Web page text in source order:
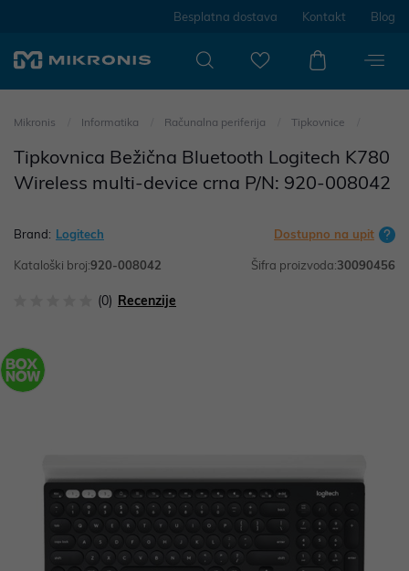
Besplatna dostava Kontakt Blog
Mikronis Informatika Računalna periferija Tipkovnice
Tipkovnica Bežična Bluetooth Logitech K780
Wireless multi-device crna P/N: 920-008042
Brand: Logitech Dostupno na upit
Kataloški broj:920-008042 Šifra proizvoda:30090456
(0) Recenzije